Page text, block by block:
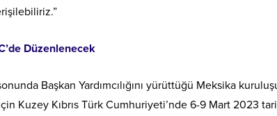
Düzenlenecek
Başkan Yardımcılığını yürüttüğü Meksika
Kuzey Kıbrıs Türk Cumhuriyeti’nde 6-9 Mart 2023